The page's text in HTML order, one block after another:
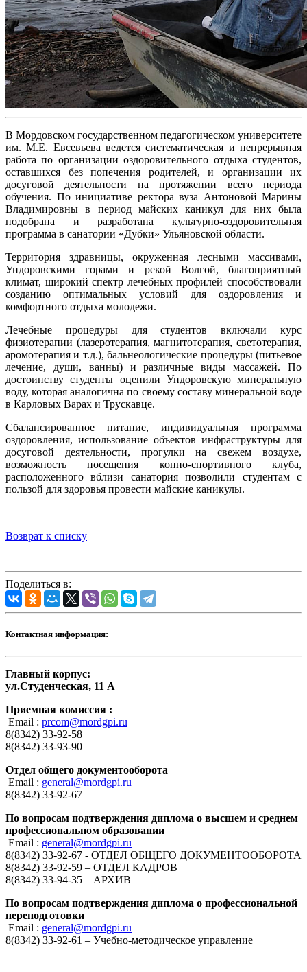
В Мордовском государственном педагогическом университете
им. М.Е. Евсевьева ведется систематическая и непрерывная
работа по организации оздоровительного отдыха студентов,
оставшихся без попечения родителей, и организации их
досуговой деятельности на протяжении всего периода
обучения. По инициативе ректора вуза Антоновой Марины
Владимировны в период майских каникул для них была
подобрана и разработана культурно-оздоровительная
программа в санатории «Дубки» Ульяновской области.
Территория здравницы, окруженная лесными массивами,
Ундоровскими горами и рекой Волгой, благоприятный
климат, широкий спектр лечебных профилей способствовали
созданию оптимальных условий для оздоровления и
комфортного отдыха молодежи.
Лечебные процедуры для студентов включали курс
физиотерапии (лазеротерапия, магнитотерапия, светотерапия,
аромотерапия и т.д.), бальнеологические процедуры (питьевое
лечение, души, ванны) и различные виды массажей. По
достоинству студенты оценили Ундоровскую минеральную
воду, которая аналогична по своему составу минеральной воде
в Карловых Варах и Трускавце.
Сбалансированное питание, индивидуальная программа
оздоровления, использование объектов инфраструктуры для
досуговой деятельности, прогулки на свежем воздухе,
возможность посещения конно-спортивного клуба,
расположенного вблизи санатория позволили студентам с
пользой для здоровья провести майские каникулы.
Возврат к списку
Поделиться в:
Контактная информация:
Главный корпус:
ул.Студенческая, 11 А
Приемная комиссия :
Email : prcom@mordgpi.ru
8(8342) 33-92-58
8(8342) 33-93-90
Отдел общего документооборота
Email : general@mordgpi.ru
8(8342) 33-92-67
По вопросам подтверждения диплома о высшем и среднем
профессиональном образовании
Email : general@mordgpi.ru
8(8342) 33-92-67 - ОТДЕЛ ОБЩЕГО ДОКУМЕНТООБОРОТА
8(8342) 33-92-59 – ОТДЕЛ КАДРОВ
8(8342) 33-94-35 – АРХИВ
По вопросам подтверждения диплома о профессиональной
переподготовки
Email : general@mordgpi.ru
8(8342) 33-92-61 – Учебно-методическое управление